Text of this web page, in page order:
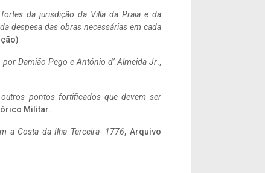
da jurisdição da Villa da Praia e da
despesa das obras necessárias em cada
por Damião Pego e António d’ Almeida Jr.,
pontos fortificados que devem ser
Militar.
a Costa da Ilha Terceira- 1776, Arquivo